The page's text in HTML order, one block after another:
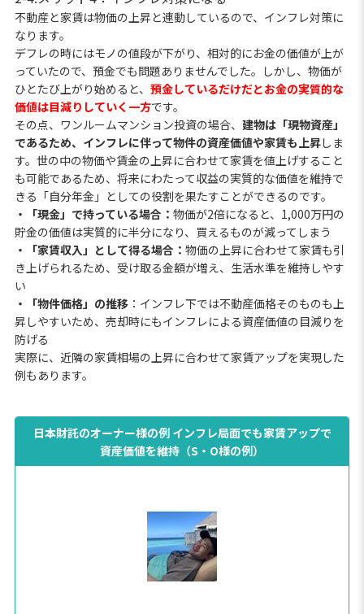
不動産と家賃は物価の上昇と連動しているので、インフレ対策に
なります。
デフレの時にはモノの値段が下がり、相対的にお金の価値が上が
っていたので、預金でも問題ありませんでした。しかし、物価が
ひとたび上がり始めると、 預金しているだけだとお金の実質的な
価値は目減りしていく一方です。
その点、ワンルームマンション投資の場合、 建物は「現物資産」
であるため、インフレに伴って物件の資産価値や家賃も上昇しま
す。世の中の物価や賃金の上昇に合わせて家賃を値上げすること
も可能であるため、将来にわたって収益の実質的な価値を維持で
きる「自分年金」としての役割を果たすことができるのです。
・「現金」で持っている場合： 物価が2倍になると、1,000万円の
貯金の価値は実質的に半分になり、買えるものが減ってしまう
・「家賃収入」として得る場合： 物価の上昇に合わせて家賃も引
き上げられるため、受け取る金額が増え、生活水準を維持しやす
い
・「物件価格」の推移：インフレ下では不動産価格そのものも上
昇しやすいため、売却時にもインフレによる資産価値の目減りを
防げる
実際に、近隣の家賃相場の上昇に合わせて家賃アップを実現した
例もあります。
日本財託のオーナー様の例 インフレ局面でも家賃アップで
資産価値を維持（S・O様の例）